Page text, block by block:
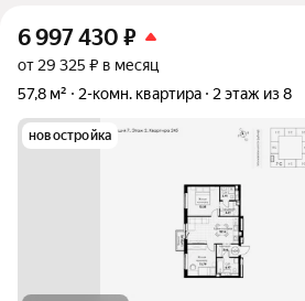
6 997 430 ₽
от 29 325 ₽ в месяц
57,8 м²
2-комн. квартира 2 этаж из 8
новостройка